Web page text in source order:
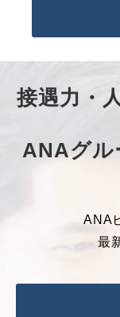
接遇力・
ANAグル
ANA
最